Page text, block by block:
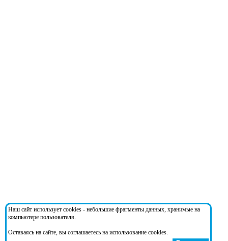
Наш сайт использует cookies - небольшие фрагменты данных, хранимые на
компьютере пользователя.
Оставаясь на сайте, вы соглашаетесь на использование cookies.